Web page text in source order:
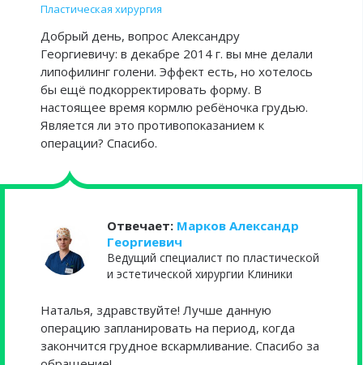
Пластическая хирургия
Добрый день, вопрос Александру
Георгиевичу: в декабре 2014 г. вы мне делали
липофилинг голени. Эффект есть, но хотелось
бы ещё подкорректировать форму. В
настоящее время кормлю ребёночка грудью.
Является ли это противопоказанием к
операции? Спасибо.
Отвечает: Марков Александр
Георгиевич
Ведущий специалист по пластической
и эстетической хирургии Клиники
Наталья, здравствуйте! Лучше данную
операцию запланировать на период, когда
закончится грудное вскармливание. Спасибо за